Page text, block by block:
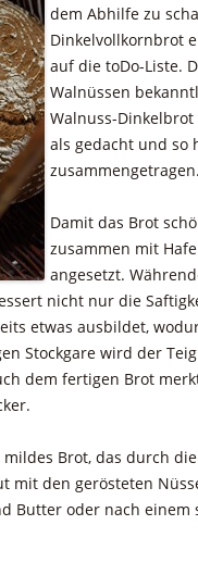
dem Abhilfe zu
Dinkelvollkornbrot
auf die toDo-Liste.
Walnüssen
Walnuss-
als gedacht und so
zusammengetragen.
Damit das Brot
zusammen mit
angesetzt.
nicht nur die
etwas ausbildet,
Stockgare wird der
dem fertigen Brot
Brot, das durch
mit den gerösteten
Butter oder nach einem